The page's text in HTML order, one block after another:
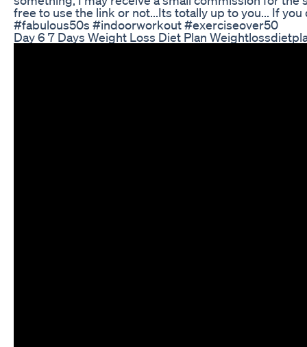
free to use the link or not...Its totally up to you... If
#fabulous50s #indoorworkout #exerciseover50
Day 6 7 Days Weight Loss Diet Plan